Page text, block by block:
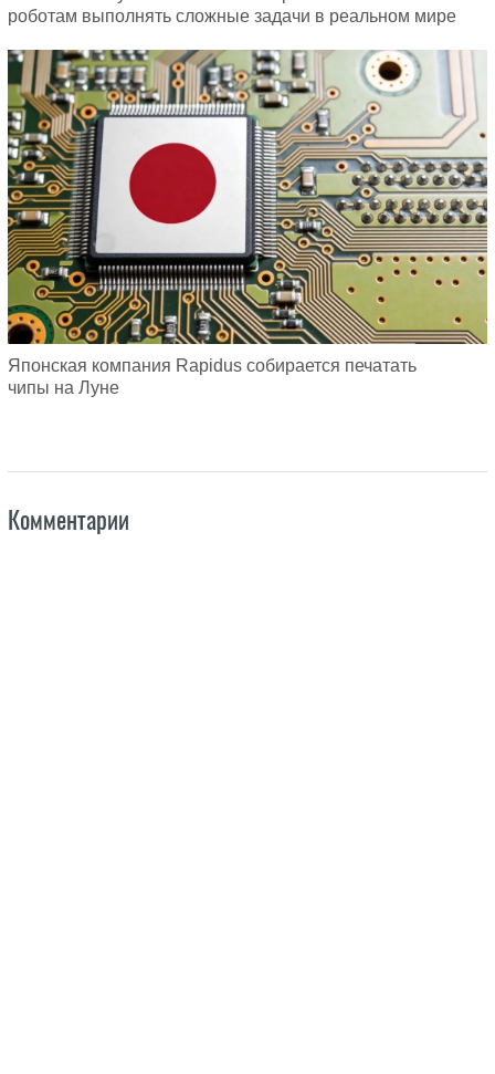
роботам выполнять сложные задачи в реальном мире
Японская компания Rapidus собирается печатать
чипы на Луне
Комментарии